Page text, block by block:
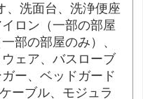
、洗面台、洗浄便座
ロン（一部の部屋
部の部屋のみ）、
ェア、バスローブ
ー、ベッドガード
ーブル、モジュラ